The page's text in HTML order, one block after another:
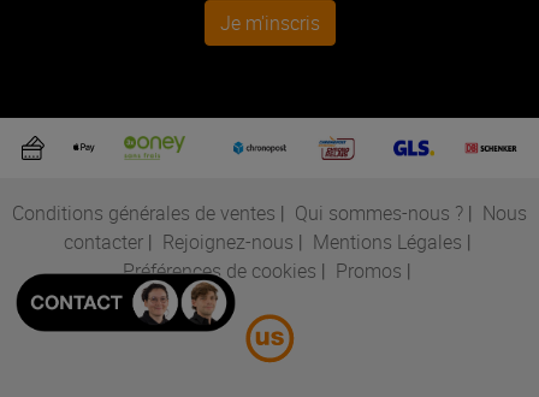
Je m'inscris
Conditions générales de ventes | Qui sommes-nous ? | Nous
contacter| Rejoignez-nous | Mentions Légales |
Préférences de cookies | Promos |